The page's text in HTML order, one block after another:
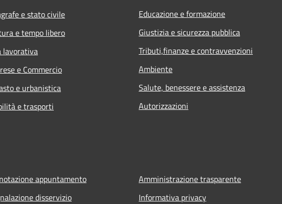
e stato civile
e tempo libero
lavorativa
e Commercio
e urbanistica
e trasporti
Educazione e formazione
Giustizia e sicurezza pubblica
Tributi,finanze e contravvenzioni
Ambiente
Salute, benessere e assistenza
Autorizzazioni
appuntamento
disservizio
Amministrazione trasparente
Informativa privacy